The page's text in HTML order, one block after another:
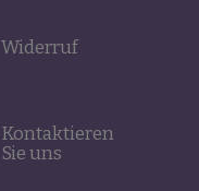
Widerruf
Kontaktieren
Sie uns